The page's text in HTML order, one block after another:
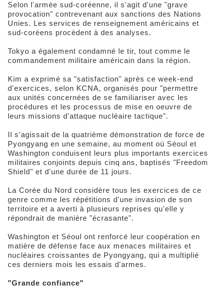
Selon l'armée sud-coréenne, il s'agit d'une "grave
provocation" contrevenant aux sanctions des Nations
Unies. Les services de renseignement américains et
sud-coréens procèdent à des analyses.
Tokyo a également condamné le tir, tout comme le
commandement militaire américain dans la région.
Kim a exprimé sa "satisfaction" après ce week-end
d'exercices, selon KCNA, organisés pour "permettre
aux unités concernées de se familiariser avec les
procédures et les processus de mise en oeuvre de
leurs missions d'attaque nucléaire tactique".
Il s'agissait de la quatrième démonstration de force de
Pyongyang en une semaine, au moment où Séoul et
Washington conduisent leurs plus importants exercices
militaires conjoints depuis cinq ans, baptisés "Freedom
Shield" et d'une durée de 11 jours.
La Corée du Nord considère tous les exercices de ce
genre comme les répétitions d'une invasion de son
territoire et a averti à plusieurs reprises qu'elle y
répondrait de manière "écrasante".
Washington et Séoul ont renforcé leur coopération en
matière de défense face aux menaces militaires et
nucléaires croissantes de Pyongyang, qui a multiplié
ces derniers mois les essais d'armes.
"Grande confiance"